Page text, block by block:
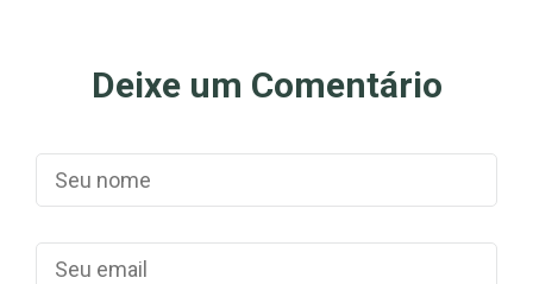
Deixe um Comentário